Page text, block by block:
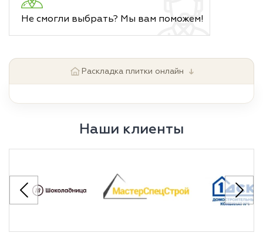
Не смогли выбрать? Мы вам поможем!
Раскладка плитки онлайн ↓
Наши клиенты